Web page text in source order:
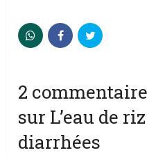
2
sur L’eau de
diarrhées